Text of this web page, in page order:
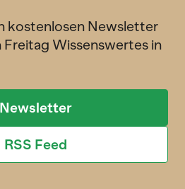
kostenlosen Newsletter
Freitag Wissenswertes in
Newsletter
RSS Feed